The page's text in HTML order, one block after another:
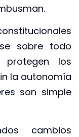
sobre todo
los
la autonomía
son simple
cambios